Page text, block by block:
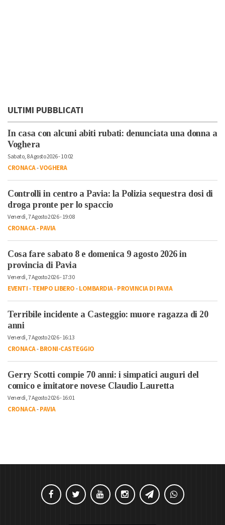
ULTIMI PUBBLICATI
In casa con alcuni abiti rubati: denunciata una donna a
Voghera
Sabato, 8 Agosto 2026 - 10:02
CRONACA-VOGHERA
Controlli in centro a Pavia: la Polizia sequestra dosi di
droga pronte per lo spaccio
Venerdì, 7 Agosto 2026 - 19:08
CRONACA-PAVIA
Cosa fare sabato 8 e domenica 9 agosto 2026 in
provincia di Pavia
Venerdì, 7 Agosto 2026 - 17:30
EVENTI-TEMPO LIBERO-LOMBARDIA-PROVINCIA DI PAVIA
Terribile incidente a Casteggio: muore ragazza di 20
anni
Venerdì, 7 Agosto 2026 - 16:13
CRONACA-BRONI-CASTEGGIO
Gerry Scotti compie 70 anni: i simpatici auguri del
comico e imitatore novese Claudio Lauretta
Venerdì, 7 Agosto 2026 - 16:01
CRONACA-PAVIA